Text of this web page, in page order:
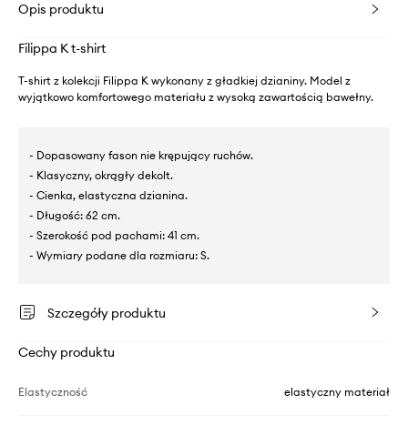
Opis produktu
Filippa K t-shirt
T-shirt z kolekcji Filippa K wykonany z gładkiej dzianiny. Model z
wyjątkowo komfortowego materiału z wysoką zawartością bawełny.
- Dopasowany fason nie krępujący ruchów.
- Klasyczny, okrągły dekolt.
- Cienka, elastyczna dzianina.
- Długość: 62 cm.
- Szerokość pod pachami: 41 cm.
- Wymiary podane dla rozmiaru: S.
Szczegóły produktu
Cechy produktu
Elastyczność elastyczny materiał